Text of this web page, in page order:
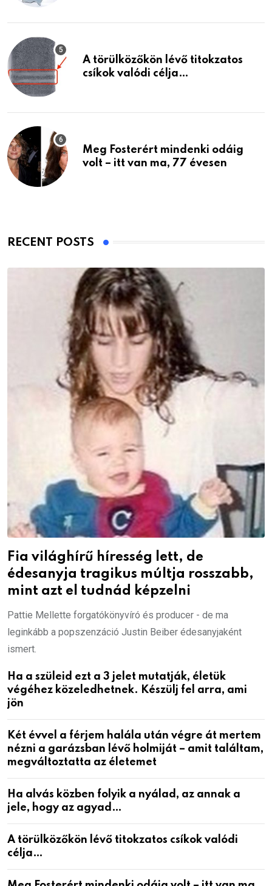
A törülközőkön lévő titokzatos
csíkok valódi célja…
Meg Fosterért mindenki odáig
volt – itt van ma, 77 évesen
RECENT POSTS
Fia világhírű híresség lett, de
édesanyja tragikus múltja rosszabb,
mint azt el tudnád képzelni
Pattie Mellette forgatókönyvíró és producer - de ma
leginkább a popszenzáció Justin Beiber édesanyjaként
ismert.
Ha a szüleid ezt a 3 jelet mutatják, életük
végéhez közeledhetnek. Készülj fel arra, ami
jön
Két évvel a férjem halála után végre át mertem
nézni a garázsban lévő holmiját – amit találtam,
megváltoztatta az életemet
Ha alvás közben folyik a nyálad, az annak a
jele, hogy az agyad…
A törülközőkön lévő titokzatos csíkok valódi
célja…